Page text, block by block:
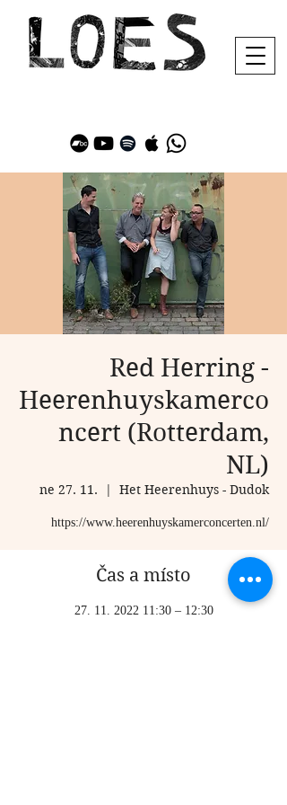
Red Herring -
Heerenhuyskamerco
ncert (Rotterdam,
NL)
ne 27. 11.
  |
Het Heerenhuys - Dudok
https://www.heerenhuyskamerconcerten.nl/
Čas a místo
27. 11. 2022 11:30 – 12:30